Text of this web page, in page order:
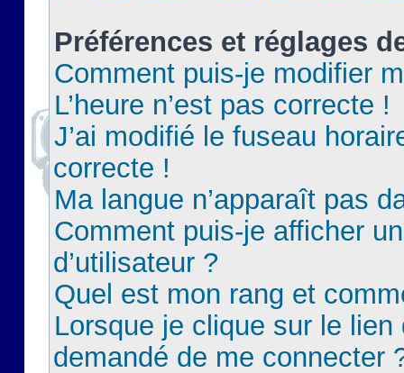
Préférences et réglages
Comment puis-je modifier
L’heure n’est pas correcte !
J’ai modifié le fuseau
correcte !
Ma langue n’apparaît pas
Comment puis-je afficher
d’utilisateur ?
Quel est mon rang et
Lorsque je clique sur le lien
demandé de me connecter